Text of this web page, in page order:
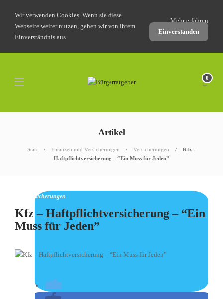
Wir verwenden Cookies. Wenn sie diese
Webseite weiter nutzen, gehen wir von ihrem
Einverständnis aus.
Mehr erfahren
Einverstanden
0
Artikel
Start Finanzen und Versicherungen Versicherungen
Kfz –
Haftpflichtversicherung – “Ein Muss für Jeden”
Sachversicherungen
Kfz – Haftpflichtversicherung – “Ein
Muss für Jeden”